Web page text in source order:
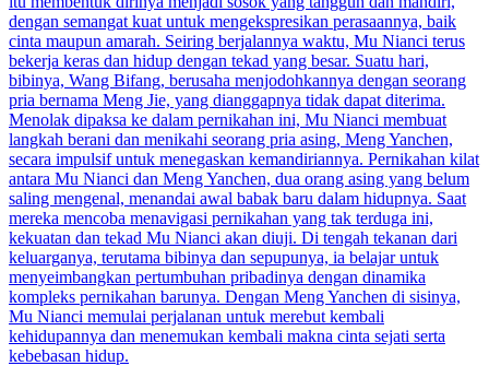
dengan semangat kuat untuk mengekspresikan perasaannya, baik
cinta maupun amarah. Seiring berjalannya waktu, Mu Nianci terus
bekerja keras dan hidup dengan tekad yang besar. Suatu hari,
bibinya, Wang Bifang, berusaha menjodohkannya dengan seorang
pria bernama Meng Jie, yang dianggapnya tidak dapat diterima.
Menolak dipaksa ke dalam pernikahan ini, Mu Nianci membuat
langkah berani dan menikahi seorang pria asing, Meng Yanchen,
secara impulsif untuk menegaskan kemandiriannya. Pernikahan kilat
antara Mu Nianci dan Meng Yanchen, dua orang asing yang belum
saling mengenal, menandai awal babak baru dalam hidupnya. Saat
mereka mencoba menavigasi pernikahan yang tak terduga ini,
kekuatan dan tekad Mu Nianci akan diuji. Di tengah tekanan dari
keluarganya, terutama bibinya dan sepupunya, ia belajar untuk
menyeimbangkan pertumbuhan pribadinya dengan dinamika
kompleks pernikahan barunya. Dengan Meng Yanchen di sisinya,
Mu Nianci memulai perjalanan untuk merebut kembali
kehidupannya dan menemukan kembali makna cinta sejati serta
kebebasan hidup.